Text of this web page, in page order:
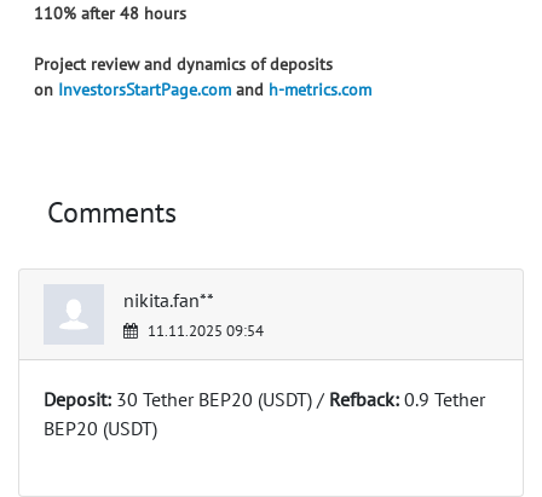
110% after 48 hours
Project review and dynamics of deposits
on InvestorsStartPage.com and h-metrics.com
Comments
nikita.fan**
11.11.2025 09:54
Deposit: 30 Tether BEP20 (USDT) / Refback: 0.9 Tether
BEP20 (USDT)